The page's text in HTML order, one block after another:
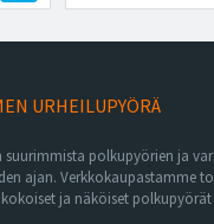
URHEILUPYÖRÄ
polkupyörien ja
ajan. Verkkokaupastamme
ja näköiset